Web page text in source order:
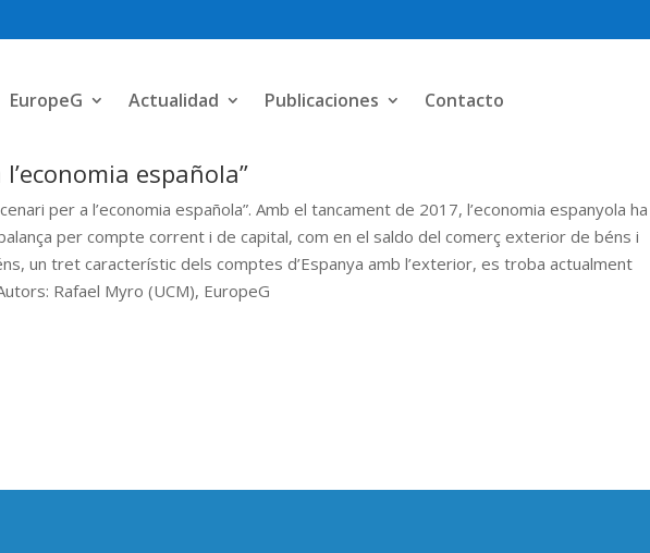
EuropeG Actualidad Publicaciones Contacto
española”
per a l’economia española”. Amb el tancament de 2017, l’economia espanyola ha
per compte corrent i de capital, com en el saldo del comerç exterior de béns i
un tret característic dels comptes d’Espanya amb l’exterior, es troba actualment
Rafael Myro (UCM), EuropeG